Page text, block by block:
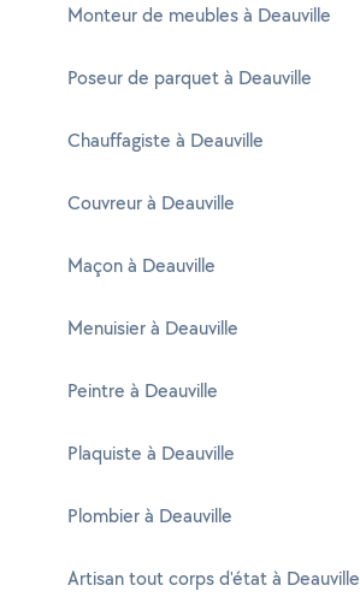
Monteur de meubles à Deauville
Poseur de parquet à Deauville
Chauffagiste à Deauville
Couvreur à Deauville
Maçon à Deauville
Menuisier à Deauville
Peintre à Deauville
Plaquiste à Deauville
Plombier à Deauville
Artisan tout corps d'état à Deauville